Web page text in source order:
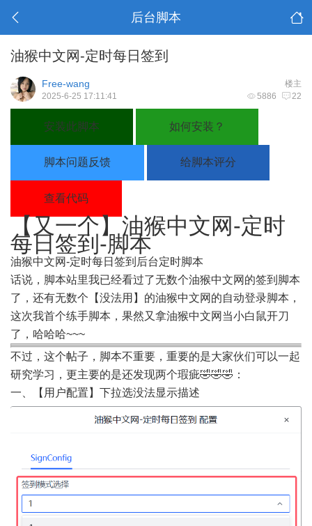
后台脚本
油猴中文网-定时每日签到
楼主
Free-wang
5886 22
2025-6-25 17:11:41
安装此脚本 如何安装？
脚本问题反馈 给脚本评分
查看代码
【又一个】油猴中文网-定时
每日签到-脚本
油猴中文网-定时每日签到 后台定时脚本
话说， 脚本站里我已经看过了无数个油猴中文网的签到脚本
了，还有无数个【没法用】的油猴中文网的自动登录脚本，
这次我首个练手脚本，果然又拿油猴中文网当小白鼠开刀
了，哈哈哈~~~
不过，这个帖子，脚本不重要，重要的是大家伙们可以一起
研究学习，更主要的是还发现两个瑕疵🤣🤣🤣：
一、【用户配置】 下拉选没法显示描述